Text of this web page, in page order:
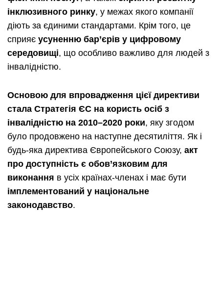
інклюзивного ринку, у межах якого компанії
діють за єдиними стандартами. Крім того, це
сприяє усуненню бар’єрів у цифровому
середовищі, що особливо важливо для людей з
інвалідністю.
Основою для впровадження цієї директиви
стала Стратегія ЄС на користь осіб з
інвалідністю на 2010–2020 роки, яку згодом
було продовжено на наступне десятиліття. Як і
будь-яка директива Європейського Союзу, акт
про доступність є обов’язковим для
виконання в усіх країнах-членах і має бути
імплементований у національне
законодавство.